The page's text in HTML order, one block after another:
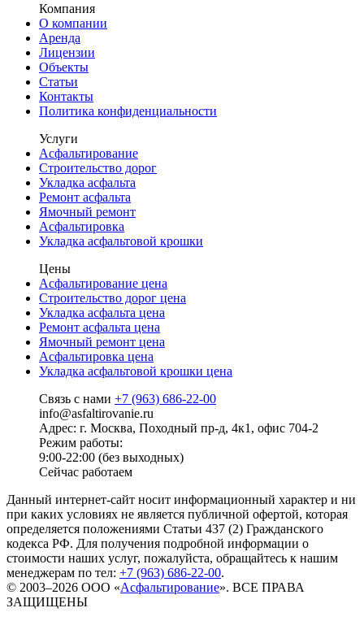
Компания
О компании
Аренда
Лицензии
Объекты
Статьи
Контакты
Политика конфиденциальности
Услуги
Асфальтирование
Строительство дорог
Укладка асфальта
Ремонт асфальта
Ямочный ремонт
Асфальтировка
Укладка асфальтовой крошки
Цены
Асфальтирование цена
Строительство дорог цена
Укладка асфальта цена
Ремонт асфальта цена
Ямочный ремонт цена
Асфальтировка цена
Укладка асфальтовой крошки цена
Связь с нами +7 (963) 686-22-00
info@asfaltirovanie.ru
Адрес: г. Москва, Походный пр-д, 4к1, офис 704-2
Режим работы:
9:00-22:00 (без выходных)
Сейчас работаем
Данный интернет-сайт носит информационный характер и ни
при каких условиях не является публичной офертой, которая
определяется положениями Статьи 437 (2) Гражданского
кодекса РФ. Для получения подробной информации о
стоимости наших услуг, пожалуйста, обращайтесь к нашим
менеджерам по тел: +7 (963) 686-22-00.
© 2003–2026 ООО «Асфальтирование». ВСЕ ПРАВА
ЗАЩИЩЕНЫ